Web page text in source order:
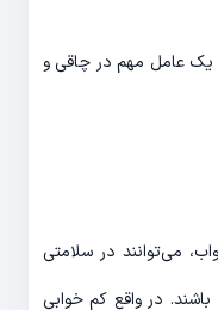
یک عامل مهم در چاقی و
می‌توانند در سلامتی
در واقع کم خوابی